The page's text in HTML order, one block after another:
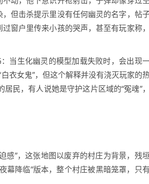
但击杀提示里没有任何幽灵的名字，帖
窗户里传来小孩的哭声，甚至有玩家称，
当生化幽灵的模型加载失败时，会出现
衣女鬼”，但这个解释并没有浇灭玩家的
，有人说她是守护这片区域的“冤魂”，
感”，这张地图以废弃的村庄为背景，残
幕降临”版本，整个村庄被黑暗笼罩，只有